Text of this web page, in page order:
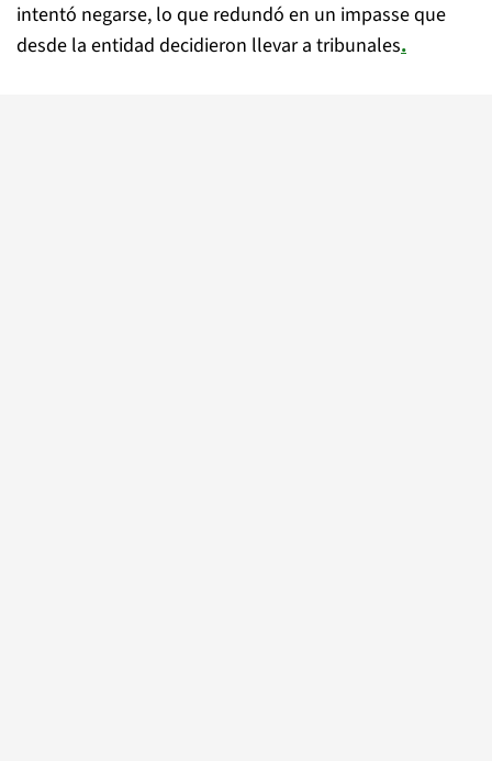
intentó negarse, lo que redundó en un impasse que
desde la entidad decidieron llevar a tribunales.